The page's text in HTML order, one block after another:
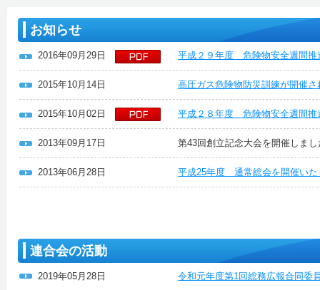
お知らせ
2016年09月29日 平成２９年度 危険物安全週間推
2015年10月14日 高圧ガス危険物防災訓練が開催さ
2015年10月02日 平成２８年度 危険物安全週間推
2013年09月17日 第43回創立記念大会を開催しま
2013年06月28日 平成25年度 通常総会を開催いた
連合会の活動
2019年05月28日 令和元年度第1回総務広報合同委